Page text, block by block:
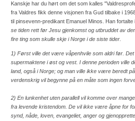
Kanskje har du hørt om det som kalles
fra Valdres fikk denne visjonen fra Gud tilbake i
til pinsevenn-predikant Emanuel Minos. Han fortalte
se tiden rett før Jesu gjenkomst og utbruddet av
fire ting som skulle skje i Norge i de siste tider.
1) Først ville det være våpenhvile som aldri før.
supermaktene i øst og vest. I denne perioden ville
land, også i Norge; og man ville ikke være beredt
verdenskrig vil begynne på en måte som ingen
2) En lunkenhet uten parallell vil komme over
fra levende kristendom. De vil ikke være åpne for
synd, nåde, loven, evangeliet, anger og